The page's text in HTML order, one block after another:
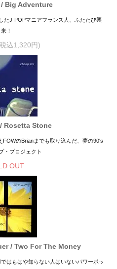
/ Big Adventure
たJ-POPマニアフランス人、ふたたび襲
来！
込1,320円)
Rosetta Stone
FOWのBrianまでも取り込んだ、夢の90's
・プロジェクト
OUT
/ Two For The Money
はもはや知らない人はいないパワーポッ